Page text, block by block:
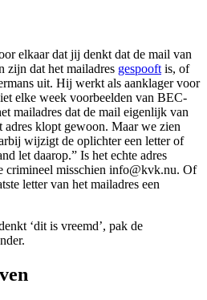
elkaar dat jij denkt dat de mail van
zijn dat het mailadres gespooft is, of
uit. Hij werkt als aanklager voor
elke week voorbeelden van BEC-
mailadres dat de mail eigenlijk van
adres klopt gewoon. Maar we zien
wijzigt de oplichter een letter of
let daarop.” Is het echte adres
crimineel misschien info@kvk.nu. Of
letter van het mailadres een
‘dit is vreemd’, pak de